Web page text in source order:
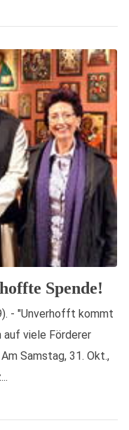
Spende!
- "Unverhofft kommt
viele Förderer
Samstag, 31. Okt.,